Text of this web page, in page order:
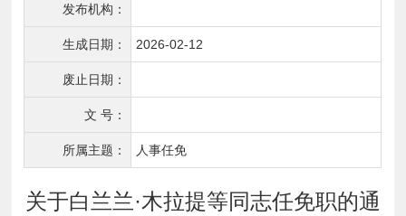
发布机构：
生成日期： 2026-02-12
废止日期：
文 号：
所属主题： 人事任免
关于白兰兰·木拉提等同志任免职的通